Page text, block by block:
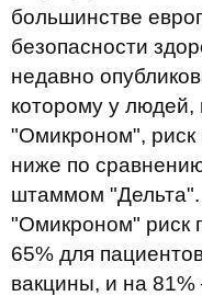
большинстве
безопасности
недавно
которому у
"Омикроном", риск
ниже по
штаммом
"Омикроном" риск
65% для
вакцины, и на 81%